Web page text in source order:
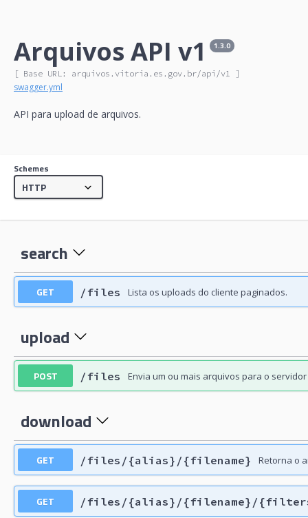
Arquivos API v1 1.3.0
[ Base URL: arquivos.vitoria.es.gov.br/api/v1 ]
swagger.yml
API para upload de arquivos.
Schemes
search
GET /files Lista os uploads do cliente paginados.
upload
POST /files Envia um ou mais arquivos para o servidor
download
GET /files/{alias}/{filename} Retorna o
GET /files/{alias}/{filename}/